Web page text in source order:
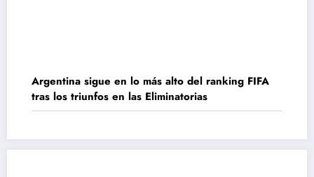
Argentina sigue en lo más alto del ranking FIFA
tras los triunfos en las Eliminatorias